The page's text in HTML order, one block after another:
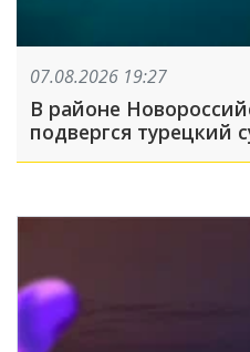
07.08.2026 19:27
В районе
подвергся турецкий